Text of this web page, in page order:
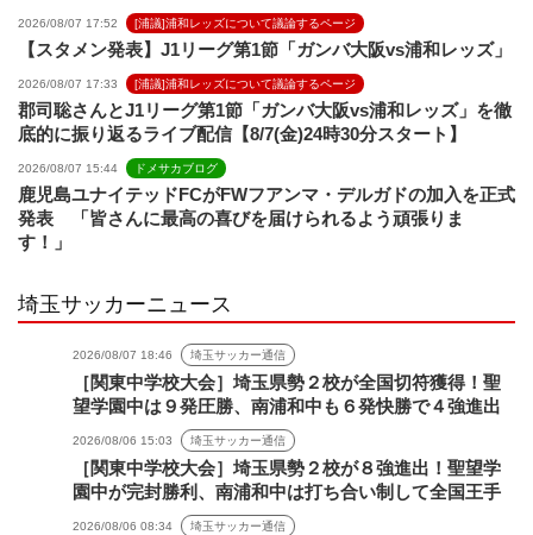
2026/08/07 17:52 [浦議]浦和レッズについて議論するページ
【スタメン発表】J1リーグ第1節「ガンバ大阪vs浦和レッズ」
2026/08/07 17:33 [浦議]浦和レッズについて議論するページ
郡司聡さんとJ1リーグ第1節「ガンバ大阪vs浦和レッズ」を徹
底的に振り返るライブ配信【8/7(金)24時30分スタート】
2026/08/07 15:44 ドメサカブログ
鹿児島ユナイテッドFCがFWフアンマ・デルガドの加入を正式
発表 「皆さんに最高の喜びを届けられるよう頑張りま
す！」
埼玉サッカーニュース
2026/08/07 18:46 埼玉サッカー通信
［関東中学校大会］埼玉県勢２校が全国切符獲得！聖
望学園中は９発圧勝、南浦和中も６発快勝で４強進出
2026/08/06 15:03 埼玉サッカー通信
［関東中学校大会］埼玉県勢２校が８強進出！聖望学
園中が完封勝利、南浦和中は打ち合い制して全国王手
2026/08/06 08:34 埼玉サッカー通信